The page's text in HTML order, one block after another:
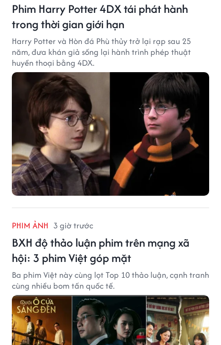
Phim Harry Potter 4DX tái phát hành
trong thời gian giới hạn
Harry Potter và Hòn đá Phù thủy trở lại rạp sau 25
năm, đưa khán giả sống lại hành trình phép thuật
huyền thoại bằng 4DX.
PHIM ẢNH 3 giờ trước
BXH độ thảo luận phim trên mạng xã
hội: 3 phim Việt góp mặt
Ba phim Việt này cùng lọt Top 10 thảo luận, cạnh tranh
cùng nhiều bom tấn quốc tế.